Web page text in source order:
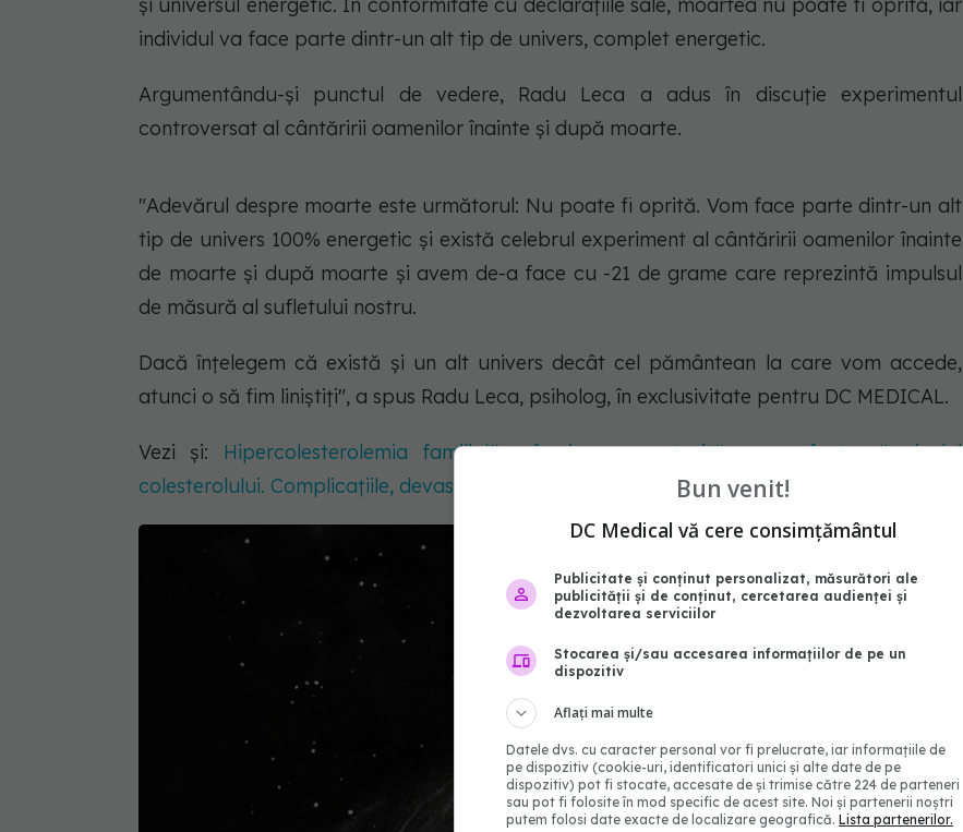
individul va face parte dintr-un alt tip de univers, complet energetic.
Argumentându-și punctul de vedere, Radu Leca a adus în discuție experimentul
controversat al cântăririi oamenilor înainte și după moarte.
"Adevărul despre moarte este următorul: Nu poate fi oprită. Vom face parte dintr-un alt
tip de univers 100% energetic și există celebrul experiment al cântăririi oamenilor înainte
de moarte și după moarte și avem de-a face cu -21 de grame care reprezintă impulsul
de măsură al sufletului nostru.
Dacă înțelegem că există și un alt univers decât cel pământean la care vom accede,
atunci o să fim liniștiți", a spus Radu Leca, psiholog, în exclusivitate pentru DC MEDICAL.
Vezi și: Hipercolesterolemia familială, afecțiunea moștenită care afectează nivelul
colesterolului. Complicațiile, devastatoare. Cum știi că ai moștenit colesterolul ridicat
Bun venit!
DC Medical vă cere consimțământul
Publicitate și conținut personalizat, măsurători ale
publicității și de conținut, cercetarea audienței și
dezvoltarea serviciilor
Stocarea și/sau accesarea informațiilor de pe un
dispozitiv
Aflați mai multe
Datele dvs. cu caracter personal vor fi prelucrate, iar informațiile de
pe dispozitiv (cookie-uri, identificatori unici și alte date de pe
dispozitiv) pot fi stocate, accesate de și trimise către 224 de parteneri
sau pot fi folosite în mod specific de acest site. Noi și partenerii noștri
putem folosi date exacte de localizare geografică. Lista partenerilor.